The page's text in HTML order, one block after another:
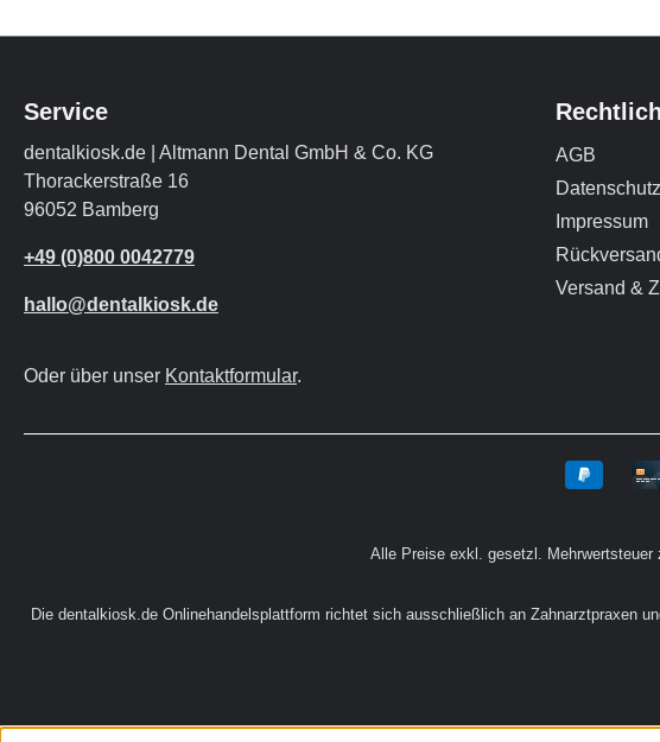
Service
dentalkiosk.de | Altmann Dental GmbH & Co. KG
Thorackerstraße 16
96052 Bamberg
+49 (0)800 0042779
hallo@dentalkiosk.de
Oder über unser Kontaktformular.
AGB
Datenschutz
Impressum
Versand &
Alle Preise exkl. gesetzl. Mehrwertsteuer
Die dentalkiosk.de Onlinehandelsplattform richtet sich ausschließlich an Zahnarztpraxen